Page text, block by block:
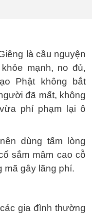
là cầu nguyện
mạnh, no đủ,
Phật không bắt
đã mất, không
phí phạm lại ô
dùng tấm lòng
sắm mâm cao cỗ
mã gây lãng phí.
gia đình thường